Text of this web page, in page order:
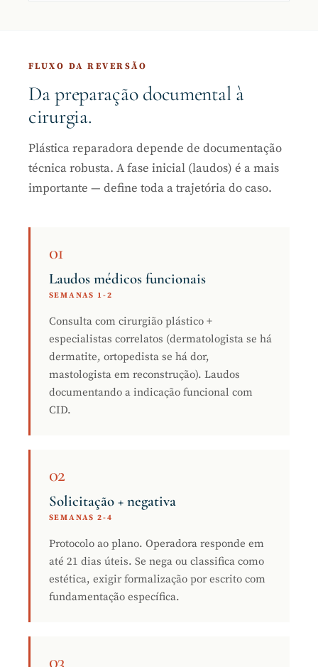
FLUXO DA REVERSÃO
Da preparação documental à
cirurgia.
Plástica reparadora depende de documentação
técnica robusta. A fase inicial (laudos) é a mais
importante — define toda a trajetória do caso.
01
Laudos médicos funcionais
SEMANAS 1-2
Consulta com cirurgião plástico +
especialistas correlatos (dermatologista se há
dermatite, ortopedista se há dor,
mastologista em reconstrução). Laudos
documentando a indicação funcional com
CID.
02
Solicitação + negativa
SEMANAS 2-4
Protocolo ao plano. Operadora responde em
até 21 dias úteis. Se nega ou classifica como
estética, exigir formalização por escrito com
fundamentação específica.
03